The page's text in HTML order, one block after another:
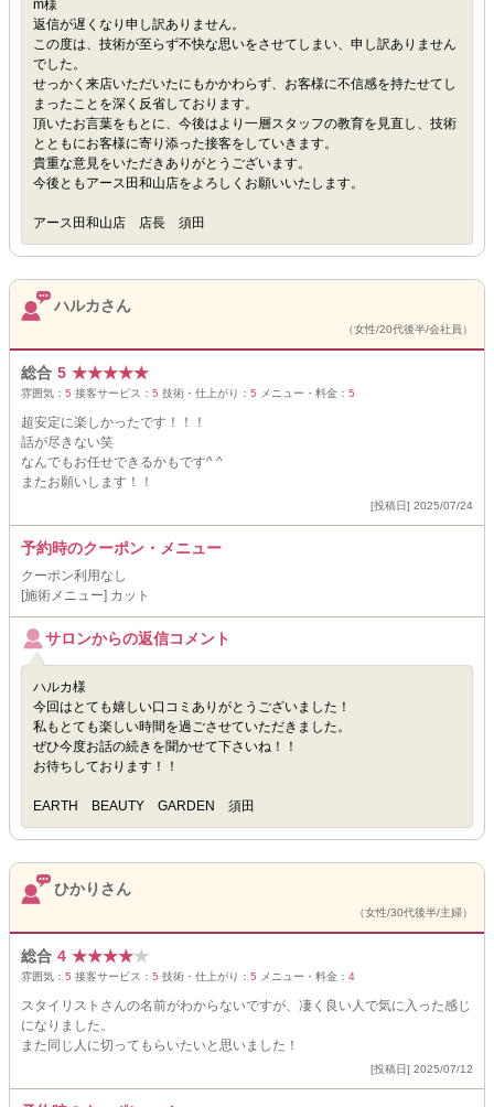
m様
返信が遅くなり申し訳ありません。
この度は、技術が至らず不快な思いをさせてしまい、申し訳ありません
でした。
せっかく来店いただいたにもかかわらず、お客様に不信感を持たせてし
まったことを深く反省しております。
頂いたお言葉をもとに、今後はより一層スタッフの教育を見直し、技術
とともにお客様に寄り添った接客をしていきます。
貴重な意見をいただきありがとうございます。
今後ともアース田和山店をよろしくお願いいたします。
アース田和山店 店長 須田
ハルカさん
（女性/20代後半/会社員）
総合 5 ★★★★★
雰囲気： 5 接客サービス： 5 技術・仕上がり： 5 メニュー・料金： 5
超安定に楽しかったです！！！
話が尽きない笑
なんでもお任せできるかもです^ ^
またお願いします！！
[投稿日] 2025/07/24
予約時のクーポン・メニュー
クーポン利用なし
[施術メニュー] カット
サロンからの返信コメント
ハルカ様
今回はとても嬉しい口コミありがとうございました！
私もとても楽しい時間を過ごさせていただきました。
ぜひ今度お話の続きを聞かせて下さいね！！
お待ちしております！！
EARTH BEAUTY GARDEN 須田
ひかりさん
（女性/30代後半/主婦）
総合 4 ★★★★★
雰囲気： 5 接客サービス： 5 技術・仕上がり： 5 メニュー・料金： 4
スタイリストさんの名前がわからないですが、凄く良い人で気に入った感じ
になりました。
また同じ人に切ってもらいたいと思いました！
[投稿日] 2025/07/12